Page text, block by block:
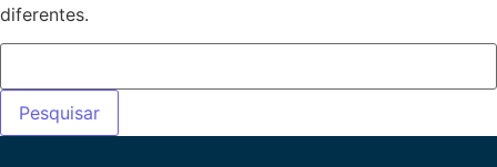
diferentes.